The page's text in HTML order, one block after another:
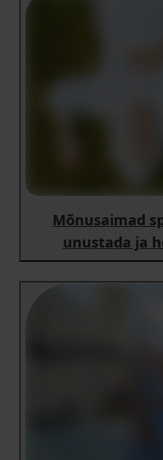
Mõnusaimad
unustada ja